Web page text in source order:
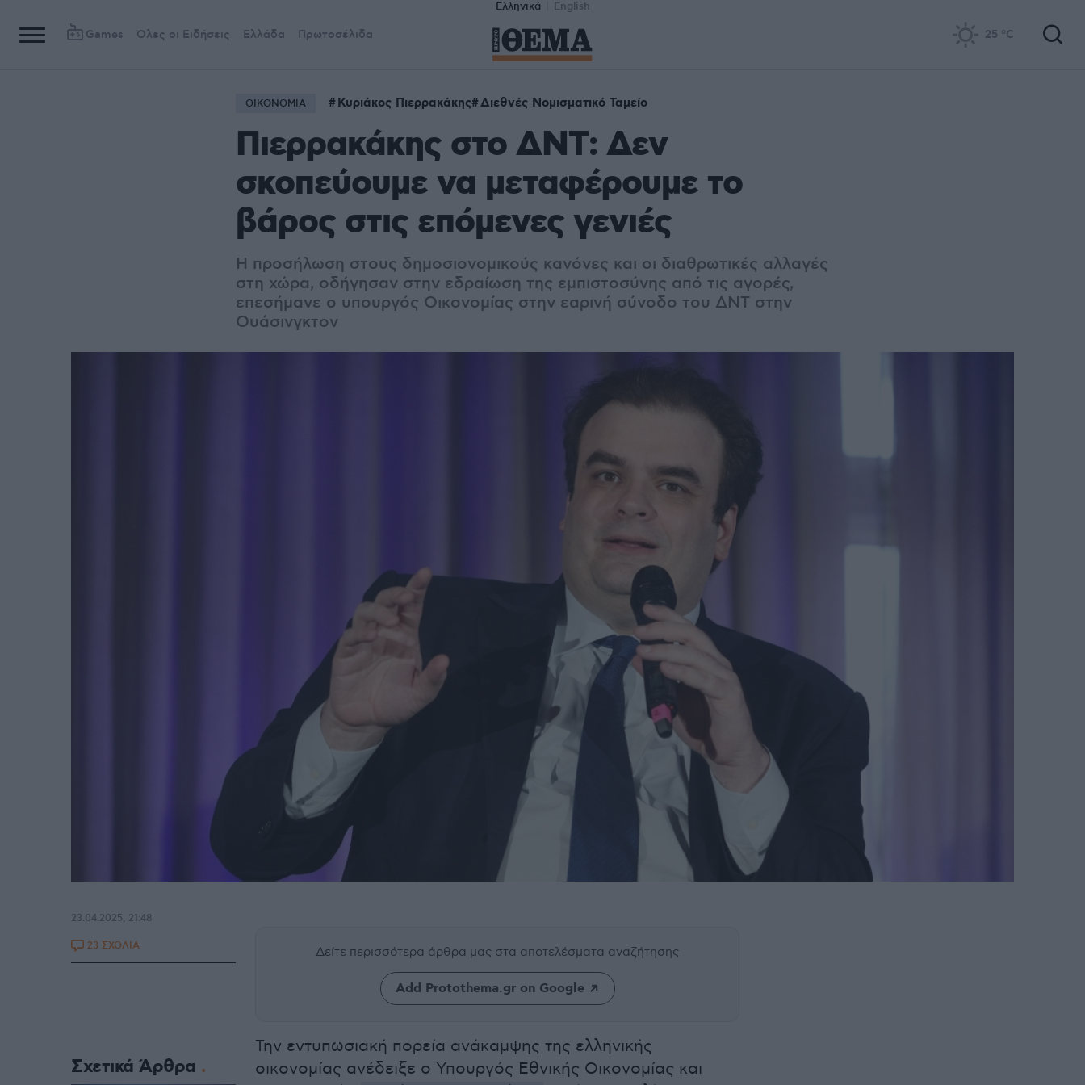
Ελληνικά English
Games Όλες οι Ειδήσεις Ελλάδα Πρωτοσέλιδα 25 °C
ΟΙΚΟΝΟΜΙΑ Κυριάκος Πιερρακάκης Διεθνές Νομισματικό Ταμείο
Πιερρακάκης στο ΔΝΤ: Δεν
σκοπεύουμε να μεταφέρουμε το
βάρος στις επόμενες γενιές
Η προσήλωση στους δημοσιονομικούς κανόνες και οι διαθρωτικές αλλαγές
στη χώρα, οδήγησαν στην εδραίωση της εμπιστοσύνης από τις αγορές,
επεσήμανε ο υπουργός Οικονομίας στην εαρινή σύνοδο του ΔΝΤ στην
Ουάσινγκτον
Δείτε περισσότερα άρθρα μας στα αποτελέσματα αναζήτησης
Add Protothema.gr on Google
Την εντυπωσιακή πορεία ανάκαμψης της ελληνικής
οικονομίας ανέδειξε ο Υπουργός Εθνικής Οικονομίας και
23.04.2025, 21:48
23 ΣΧΟΛΙΑ
Σχετικά Άρθρα